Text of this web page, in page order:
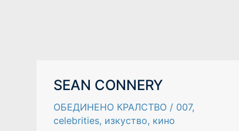
SEAN CONNERY
ОБЕДИНЕНО КРАЛСТВО/ 007,
celebrities, изкуство, кино
SEAN
CONNERY